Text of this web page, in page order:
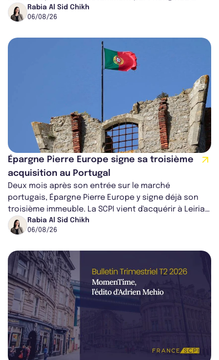
ancien directeur des investissements d...
Rabia Al Sid Chikh
06/08/26
Épargne Pierre Europe signe sa troisième
acquisition au Portugal
Deux mois après son entrée sur le marché
portugais, Épargne Pierre Europe y signe déjà son
troisième immeuble. La SCPI vient d'acquérir à Leiria,
dans le centre du pays, un établis...
Rabia Al Sid Chikh
06/08/26